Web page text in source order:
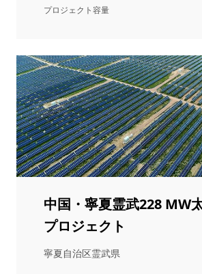
プロジェクト容量
中国・寧夏霊武228 MW
プロジェクト
寧夏自治区霊武県